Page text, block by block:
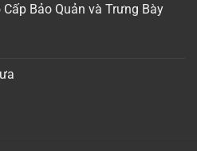
Bảo Quản và Trưng Bày